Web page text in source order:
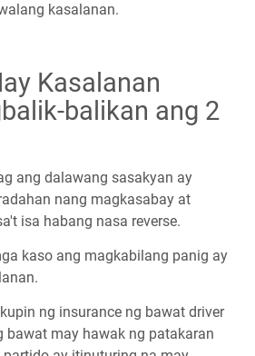
kasalanan.
Kasalanan
balikan ang 2
ang dalawang sasakyan ay
nang magkasabay at
isa habang nasa reverse.
kaso ang magkabilang panig ay
ng insurance ng bawat driver
bawat may hawak ng patakaran